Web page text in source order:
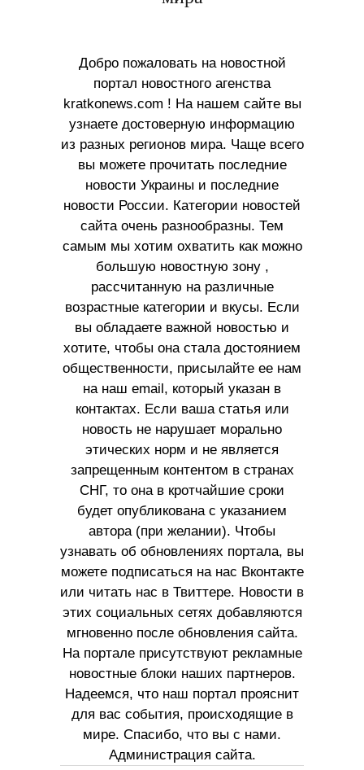
Добро пожаловать на новостной
портал новостного агенства
kratkonews.com ! На нашем сайте вы
узнаете достоверную информацию
из разных регионов мира. Чаще всего
вы можете прочитать последние
новости Украины и последние
новости России. Категории новостей
сайта очень разнообразны. Тем
самым мы хотим охватить как можно
большую новостную зону ,
рассчитанную на различные
возрастные категории и вкусы. Если
вы обладаете важной новостью и
хотите, чтобы она стала достоянием
общественности, присылайте ее нам
на наш email, который указан в
контактах. Если ваша статья или
новость не нарушает морально
этических норм и не является
запрещенным контентом в странах
СНГ, то она в кротчайшие сроки
будет опубликована с указанием
автора (при желании). Чтобы
узнавать об обновлениях портала, вы
можете подписаться на нас Вконтакте
или читать нас в Твиттере. Новости в
этих социальных сетях добавляются
мгновенно после обновления сайта.
На портале присутствуют рекламные
новостные блоки наших партнеров.
Надеемся, что наш портал прояснит
для вас события, происходящие в
мире. Спасибо, что вы с нами.
Администрация сайта.